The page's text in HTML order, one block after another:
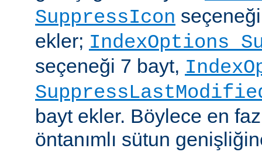
SuppressIcon
ekler; IndexOptions
seçeneği 7 bayt,
bayt ekler. Böylece en
öntanımlı sütun